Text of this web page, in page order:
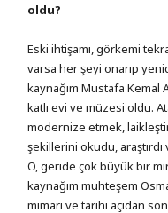
oldu?
Eski ihtişamı, görkemi
varsa her şeyi onarıp
kaynağım Mustafa Kemal
katlı evi ve müzesi oldu.
modernize etmek,
şekillerini okudu, araştırdı
O, geride çok büyük bir
kaynağım muhteşem
mimari ve tarihi açıdan